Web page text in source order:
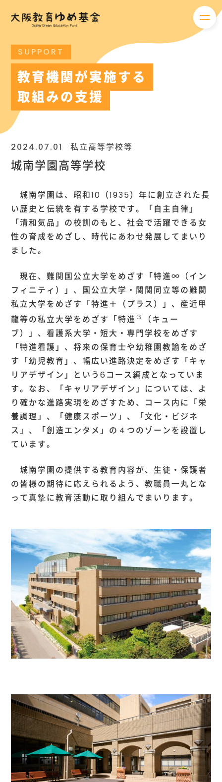
メニ
SUPPORT
教育機関が実施する
取組みの支援
2024.07.01 私立高等学校等
城南学園高等学校
城南学園は、昭和10（1935）年に創立された長
い歴史と伝統を有する学校です。「自主自律」
「清和気品」の校訓のもと、社会で活躍できる女
性の育成をめざし、時代にあわせ発展してまいり
ました。
現在、難関国公立大学をめざす「特進∞（イン
フィニティ）」、国公立大学・関関同立等の難関
私立大学をめざす「特進＋（プラス）」、産近甲
龍等の私立大学をめざす「特進 ３
（キュー
ブ）」、看護系大学・短大・専門学校をめざす
「特進看護」、将来の保育士や幼稚園教諭をめざ
す「幼児教育」、幅広い進路決定をめざす「キャ
リアデザイン」という6コース編成となっていま
す。なお、「キャリアデザイン」については、よ
り確かな進路実現をめざすため、コース内に「栄
養調理」、「健康スポーツ」、「文化・ビジネ
ス」、「創造エンタメ」の４つのゾーンを設置し
ています。
城南学園の提供する教育内容が、生徒・保護者
の皆様の期待に応えられるよう、教職員一丸とな
って真摯に教育活動に取り組んでまいります。